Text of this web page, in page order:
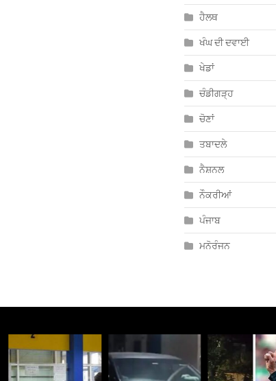
ਹੈਲਥ
ਖੰਘ ਦੀ ਦਵਾਈ
ਖੇਡਾਂ
ਚੰਡੀਗੜ੍ਹ
ਚੋਣਾਂ
ਤਬਾਦਲੇ
ਨੈਸ਼ਨਲ
ਨੌਕਰੀਆਂ
ਪੰਜਾਬ
ਮਨੋਰੰਜਨ